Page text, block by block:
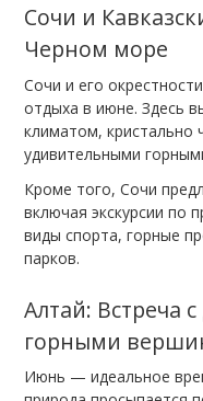
Сочи и
Черном море
Сочи и его
отдыха в июне. Здесь
климатом,
удивительными
Кроме того, Сочи
включая экскурсии по
виды спорта, горные
парков.
Алтай: Встреча
горными
Июнь — идеальное